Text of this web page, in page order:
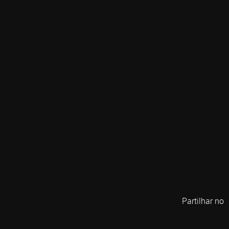
Partilhar no